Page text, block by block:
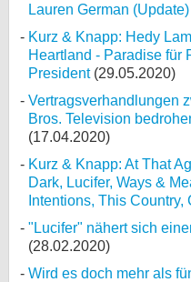
Lauren German (Update)
Kurz & Knapp: Hedy
Heartland - Paradise für
President(29.05.2020)
Vertragsverhandlungen
Bros. Television
(17.04.2020)
Kurz & Knapp: At That
Dark, Lucifer, Ways &
Intentions, This
"Lucifer" nähert sich
(28.02.2020)
Wird es doch mehr als